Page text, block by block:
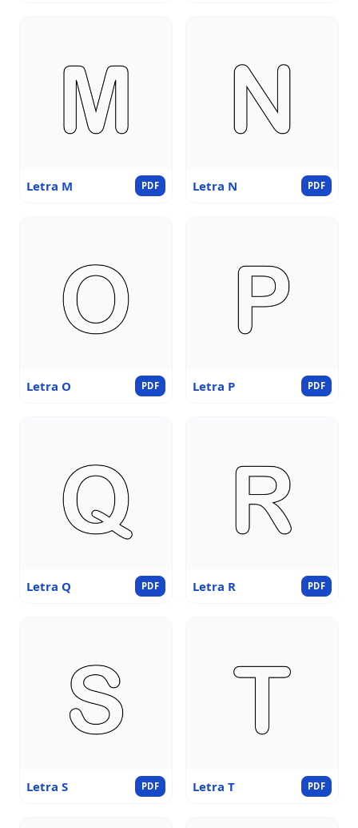
Letra M PDF Letra N PDF
Letra O PDF Letra P PDF
Letra Q PDF Letra R PDF
Letra S PDF Letra T PDF